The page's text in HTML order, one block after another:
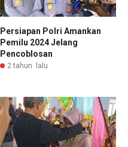
Persiapan Polri Amankan
Pemilu 2024 Jelang
Pencoblosan
2 tahun lalu